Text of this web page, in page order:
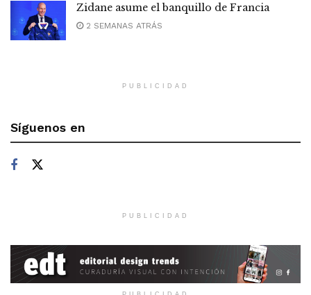
Zidane asume el banquillo de Francia
2 SEMANAS ATRÁS
PUBLICIDAD
Síguenos en
PUBLICIDAD